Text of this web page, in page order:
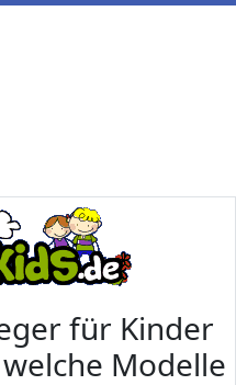
für Kinder
Modelle